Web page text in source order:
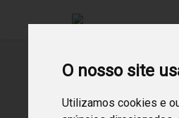
O nosso site
Utilizamos cookies e